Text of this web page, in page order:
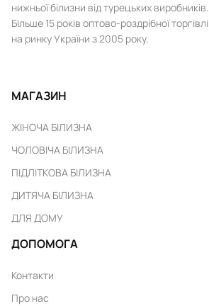
нижньої білизни від турецьких виробників.
Більше 15 років оптово-роздрібної торгівлі
на ринку України з 2005 року.
МАГАЗИН
ЖІНОЧА БІЛИЗНА
ЧОЛОВІЧА БІЛИЗНА
ПІДЛІТКОВА БІЛИЗНА
ДИТЯЧА БІЛИЗНА
ДЛЯ ДОМУ
ДОПОМОГА
Контакти
Про нас